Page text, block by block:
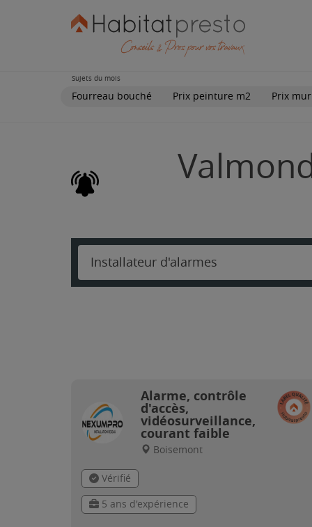
Sujets du mois
Fourreau bouché Prix peinture m2 Prix
Installateur d'alarmes
Alarme, contrôle
d'accès,
vidéosurveillance,
courant faible
Boisemont
Vérifié
5 ans d'expérience